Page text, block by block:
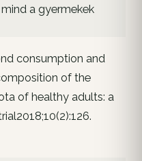
a gyermekek
consumption and
of the
of healthy adults: a